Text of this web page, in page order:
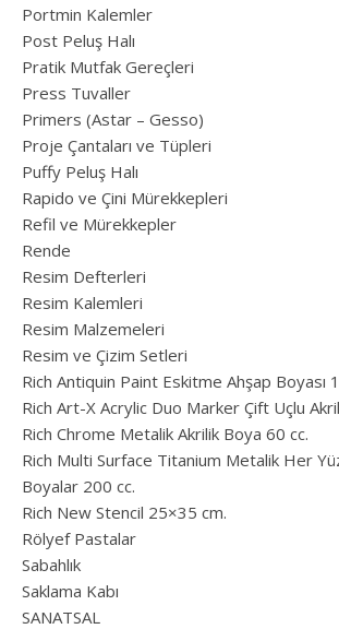
Portmin Kalemler
Post Peluş Halı
Pratik Mutfak Gereçleri
Press Tuvaller
Primers (Astar – Gesso)
Proje Çantaları ve Tüpleri
Puffy Peluş Halı
Rapido ve Çini Mürekkepleri
Refil ve Mürekkepler
Rende
Resim Defterleri
Resim Kalemleri
Resim Malzemeleri
Resim ve Çizim Setleri
Rich Antiquin Paint Eskitme Ahşap Boyası
Rich Art-X Acrylic Duo Marker Çift Uçlu
Rich Chrome Metalik Akrilik Boya 60 cc.
Rich Multi Surface Titanium Metalik Her
Boyalar 200 cc.
Rich New Stencil 25×35 cm.
Rölyef Pastalar
Sabahlık
Saklama Kabı
SANATSAL